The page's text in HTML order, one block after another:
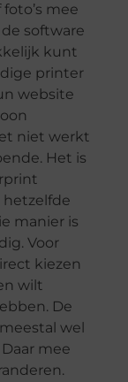
mee
software
kunt
printer
website
niet werkt
Het is
hetzelfde
manier is
Voor
kiezen
wilt
De
wel
mee